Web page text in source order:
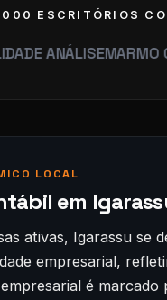
ESCRITÓRIOS
MARMO
LOCAL
em
ativas, Igarassu se
empresarial,
é